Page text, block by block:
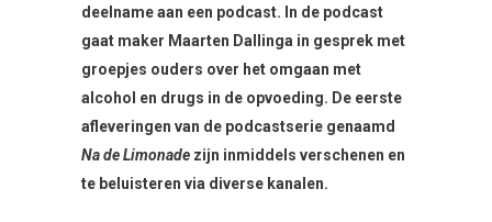
deelname aan een podcast. In de podcast
gaat maker Maarten Dallinga in gesprek met
groepjes ouders over het omgaan met
alcohol en drugs in de opvoeding. De eerste
afleveringen van de podcastserie genaamd
Na de Limonade zijn inmiddels verschenen en
te beluisteren via diverse kanalen.